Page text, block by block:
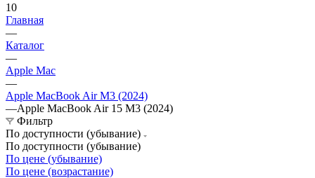
10
Главная
—
Каталог
—
Apple Mac
—
Apple MacBook Air M3 (2024)
—Apple MacBook Air 15 M3 (2024)
Фильтр
По доступности (убывание)
По доступности (убывание)
По цене (убывание)
По цене (возрастание)